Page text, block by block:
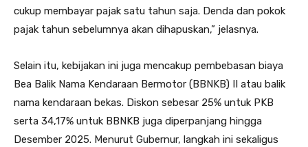
cukup membayar pajak satu tahun saja. Denda dan pokok
pajak tahun sebelumnya akan dihapuskan,” jelasnya.
Selain itu, kebijakan ini juga mencakup pembebasan biaya
Bea Balik Nama Kendaraan Bermotor (BBNKB) II atau balik
nama kendaraan bekas. Diskon sebesar 25% untuk PKB
serta 34,17% untuk BBNKB juga diperpanjang hingga
Desember 2025. Menurut Gubernur, langkah ini sekaligus